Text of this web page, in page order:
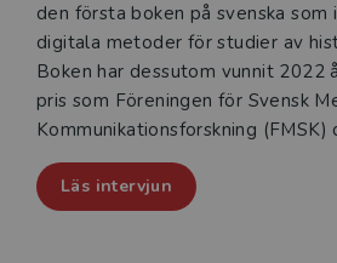
den första boken på svenska som
digitala metoder för studier av
Boken har dessutom vunnit 2022
pris som Föreningen för Svensk
Kommunikationsforskning (FMSK)
Läs intervjun